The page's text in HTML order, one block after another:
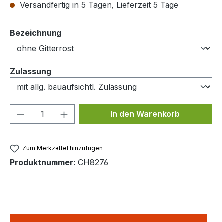
Versandfertig in 5 Tagen, Lieferzeit 5 Tage
Bezeichnungauswählen
Zulassungauswählen
Produkt Anzahl: Gib denIn den Warenkorb
Zum Merkzettel hinzufügen
Produktnummer: CH8276